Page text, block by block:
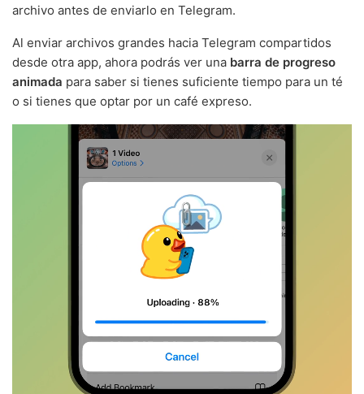
archivo antes de enviarlo en Telegram.
Al enviar archivos grandes hacia Telegram compartidos
desde otra app, ahora podrás ver una barra de progreso
animada para saber si tienes suficiente tiempo para un té
o si tienes que optar por un café expreso.